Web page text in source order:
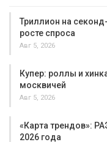
Триллион на
росте спроса
Авг 5, 2026
Купер: роллы и
москвичей
Авг 5, 2026
«Карта трендов»:
2026 года